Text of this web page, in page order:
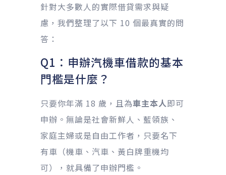
針對大多數人的實際借貸需求與疑
慮，我們整理了以下 10 個最真實的問
答：
Q1：申辦汽機車借款的基本
門檻是什麼？
只要你年滿 18 歲，且為車主本人即可
申辦。無論是社會新鮮人、藍領族、
家庭主婦或是自由工作者，只要名下
有車（機車、汽車、黃白牌重機均
可），就具備了申辦門檻。